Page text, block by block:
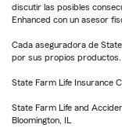
discutir las posibles
Enhanced con un asesor
Cada aseguradora de
por sus propios productos.
State Farm Life Insurance
State Farm Life and
Bloomington, IL